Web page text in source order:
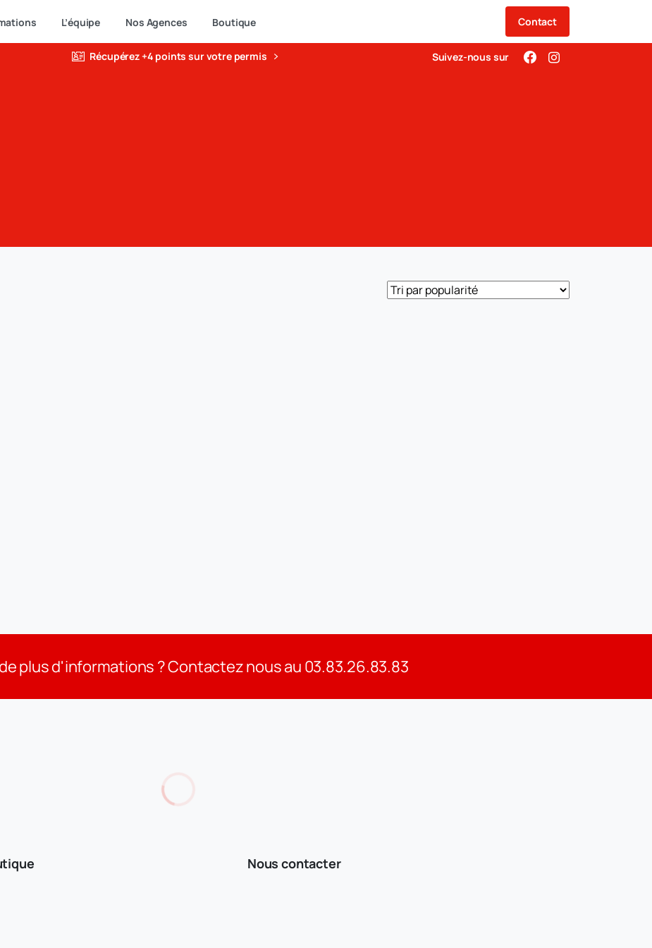
L’équipe Nos Agences Boutique Contact
Récupérez +4 points sur votre permis Suivez-nous sur
plus d'informations ? Contactez nous au 03.83.26.83.83
Nous contacter